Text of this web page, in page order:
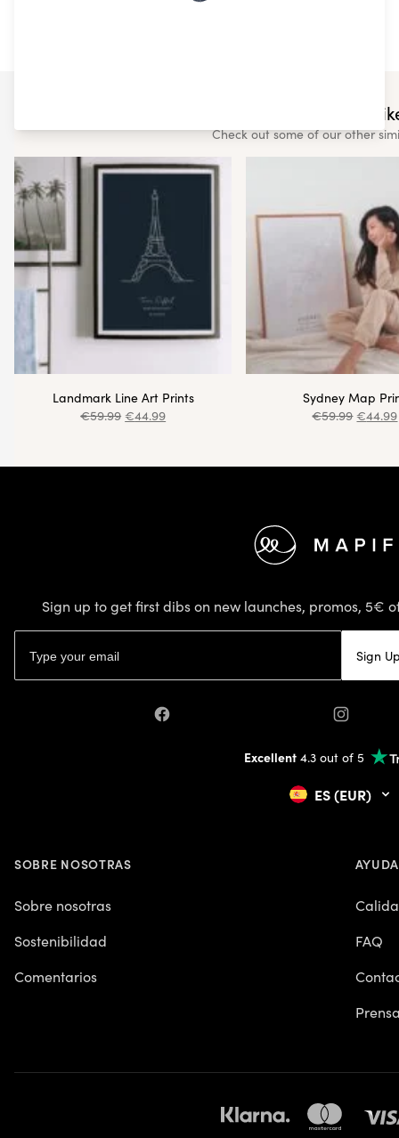
You may also
Check out some of our other
Landmark Line Art Prints
€59.99 €44.99
Sydney Map
€59.99 €44.99
Sign up to get first dibs on new launches, promos, 5€
Sign
Facebook Instagram
Excellent 4.3 out of 5
ES (EUR)
SOBRE NOSOTRAS
Sobre nosotras
Sostenibilidad
Comentarios
FAQ